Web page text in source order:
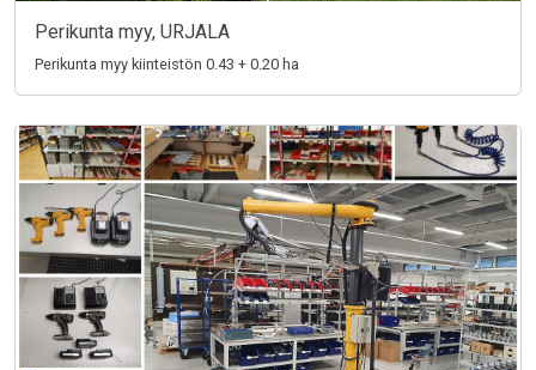
Perikunta myy, URJALA
Perikunta myy kiinteistön 0.43 + 0.20 ha